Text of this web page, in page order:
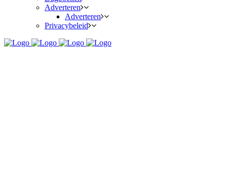
Adverteren
Adverteren
Privacybeleid